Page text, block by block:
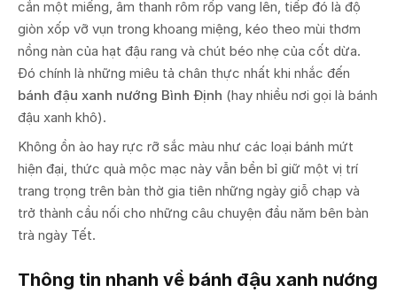
cắn một miếng, âm thanh rôm rốp vang lên, tiếp đó là độ
giòn xốp vỡ vụn trong khoang miệng, kéo theo mùi thơm
nồng nàn của hạt đậu rang và chút béo nhẹ của cốt dừa.
Đó chính là những miêu tả chân thực nhất khi nhắc đến
bánh đậu xanh nướng Bình Định (hay nhiều nơi gọi là bánh
đậu xanh khô).
Không ồn ào hay rực rỡ sắc màu như các loại bánh mứt
hiện đại, thức quà mộc mạc này vẫn bền bỉ giữ một vị trí
trang trọng trên bàn thờ gia tiên những ngày giỗ chạp và
trở thành cầu nối cho những câu chuyện đầu năm bên bàn
trà ngày Tết.
Thông tin nhanh về bánh đậu xanh nướng